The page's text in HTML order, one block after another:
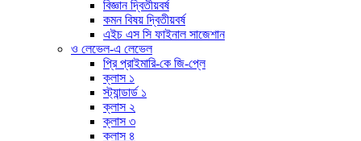
বিজ্ঞান দ্বিতীয়বর্ষ
কমন বিষয় দ্বিতীয়বর্ষ
এইচ এস সি ফাইনাল সাজেশান
ও লেভেল-এ লেভেল
প্রি প্রাইমারি-কে জি-প্লে
ক্লাস ১
স্ট্যান্ডার্ড ১
ক্লাস ২
ক্লাস ৩
ক্লাস ৪